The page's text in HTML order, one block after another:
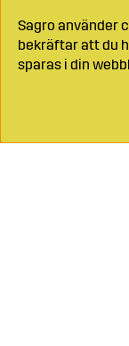
Sagro använder
bekräftar att du
sparas i din